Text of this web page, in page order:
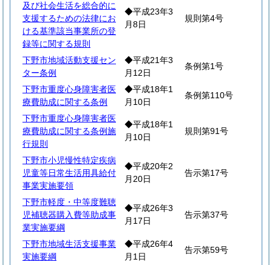
及び社会生活を総合的に
支援するための法律にお
ける基準該当事業所の登
録等に関する規則
◆平成23年3
月8日
規則第4号
下野市地域活動支援セン
ター条例
◆平成21年3
月12日
条例第1号
下野市重度心身障害者医
療費助成に関する条例
◆平成18年1
月10日
条例第110号
下野市重度心身障害者医
療費助成に関する条例施
行規則
◆平成18年1
月10日
規則第91号
下野市小児慢性特定疾病
児童等日常生活用具給付
事業実施要領
◆平成20年2
月20日
告示第17号
下野市軽度・中等度難聴
児補聴器購入費等助成事
業実施要綱
◆平成26年3
月17日
告示第37号
下野市地域生活支援事業
実施要綱
◆平成26年4
月1日
告示第59号